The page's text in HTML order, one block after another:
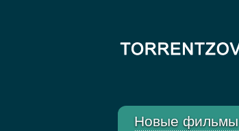
Новые фильмы